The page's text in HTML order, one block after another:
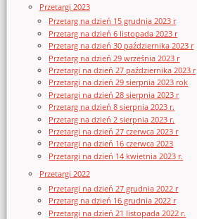
Przetargi 2023
Przetarg na dzień 15 grudnia 2023 r
Przetarg na dzień 6 listopada 2023 r
Przetarg na dzień 30 października 2023 r
Przetarg na dzień 29 września 2023 r
Przetargi na dzień 27 października 2023 r
Przetargi na dzień 29 sierpnia 2023 rok
Przetargi na dzień 28 sierpnia 2023 r
Przetarg na dzień 8 sierpnia 2023 r.
Przetarg na dzień 2 sierpnia 2023 r.
Przetargi na dzień 27 czerwca 2023 r
Przetargi na dzień 16 czerwca 2023
Przetargi na dzień 14 kwietnia 2023 r.
Przetargi 2022
Przetargi na dzień 27 grudnia 2022 r
Przetarg na dzień 16 grudnia 2022 r
Przetargi na dzień 21 listopada 2022 r.